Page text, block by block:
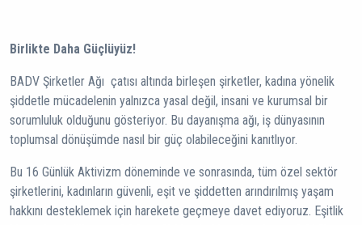
Birlikte Daha Güçlüyüz!
BADV Şirketler Ağı çatısı altında birleşen şirketler, kadına yönelik
şiddetle mücadelenin yalnızca yasal değil, insani ve kurumsal bir
sorumluluk olduğunu gösteriyor. Bu dayanışma ağı, iş dünyasının
toplumsal dönüşümde nasıl bir güç olabileceğini kanıtlıyor.
Bu 16 Günlük Aktivizm döneminde ve sonrasında, tüm özel sektör
şirketlerini, kadınların güvenli, eşit ve şiddetten arındırılmış yaşam
hakkını desteklemek için harekete geçmeye davet ediyoruz. Eşitlik